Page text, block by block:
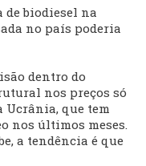
biodiesel na
no país poderia
dentro do
nos preços só
Ucrânia, que tem
nos últimos meses.
a tendência é que